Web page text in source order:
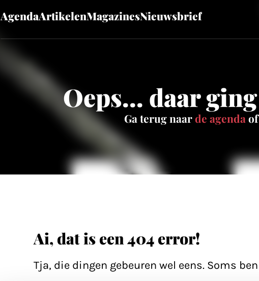
AgendaArtikelenMagazinesNieuwsbrief
Oeps... daar
Ga terug naarde agenda
Ai, dat is een 404 error!
Tja, die dingen gebeuren wel eens. Soms